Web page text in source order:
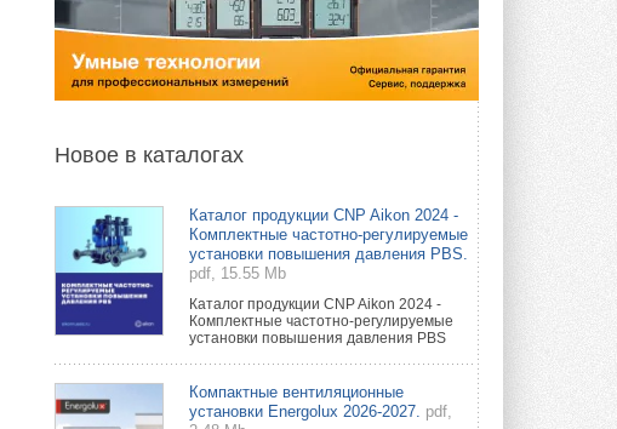
Новое в каталогах
Каталог продукции CNP Aikon 2024 -
Комплектные частотно-регулируемые
установки повышения давления PBS.
pdf, 15.55 Mb
Каталог продукции CNP Aikon 2024 -
Комплектные частотно-регулируемые
установки повышения давления PBS
Компактные вентиляционные
установки Energolux 2026-2027. pdf,